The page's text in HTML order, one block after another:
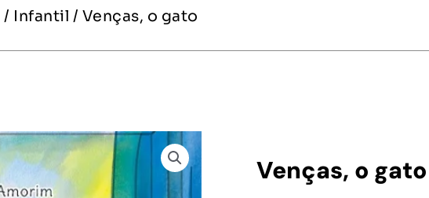
/ Infantil / Venças, o gato
Venças, o gato